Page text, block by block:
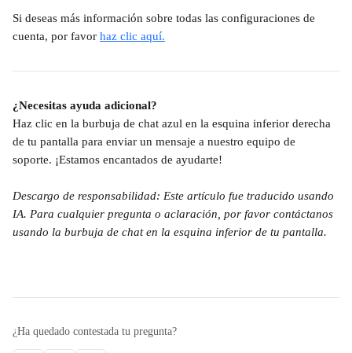
Si deseas más información sobre todas las configuraciones de
cuenta, por favor haz clic aquí.
¿Necesitas ayuda adicional?
Haz clic en la burbuja de chat azul en la esquina inferior derecha
de tu pantalla para enviar un mensaje a nuestro equipo de
soporte. ¡Estamos encantados de ayudarte!
Descargo de responsabilidad: Este artículo fue traducido usando
IA. Para cualquier pregunta o aclaración, por favor contáctanos
usando la burbuja de chat en la esquina inferior de tu pantalla.
¿Ha quedado contestada tu pregunta?